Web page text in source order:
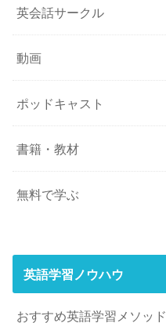
英会話サークル
動画
ポッドキャスト
書籍・教材
無料で学ぶ
英語学習ノウハウ
おすすめ英語学習メソッド